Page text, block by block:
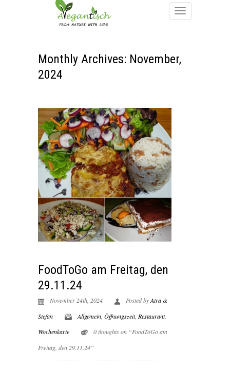
Monthly Archives: November,
2024
FoodToGo am Freitag, den
29.11.24
November 24th, 2024 Posted byAtra &
Stefan
Allgemein Öffnungszeit, Restaurant,
Wochenkarte
0 thoughts on “FoodToGo am
Freitag, den 29.11.24”